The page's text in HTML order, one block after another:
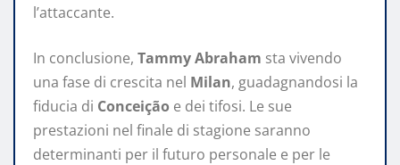
l’attaccante.
In conclusione, Tammy Abraham sta vivendo
una fase di crescita nel Milan, guadagnandosi la
fiducia di Conceição e dei tifosi. Le sue
prestazioni nel finale di stagione saranno
determinanti per il futuro personale e per le